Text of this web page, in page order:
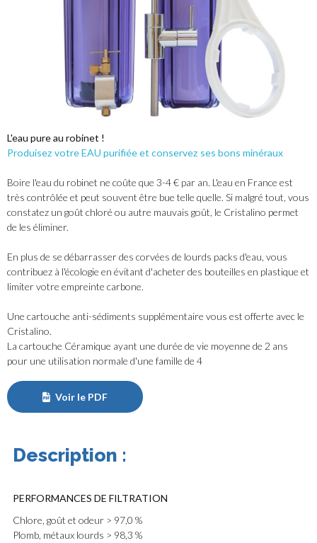
L'eau pure au robinet !
Produisez votre EAU purifiée et conservez ses bons minéraux
Boire l'eau du robinet ne coûte que 3-4 € par an. L'eau en France est
très contrôlée et peut souvent être bue telle quelle. Si malgré tout, vous
constatez un goût chloré ou autre mauvais goût, le Cristalino permet
de les éliminer.
En plus de se débarrasser des corvées de lourds packs d'eau, vous
contribuez à l'écologie en évitant d'acheter des bouteilles en plastique et
limiter votre empreinte carbone.
Une cartouche anti-sédiments supplémentaire vous est offerte avec le
Cristalino.
La cartouche Céramique ayant une durée de vie moyenne de 2 ans
pour une utilisation normale d'une famille de 4
Voir le PDF
Description :
PERFORMANCES DE FILTRATION
Chlore, goût et odeur > 97,0 %
Plomb, métaux lourds > 98,3 %